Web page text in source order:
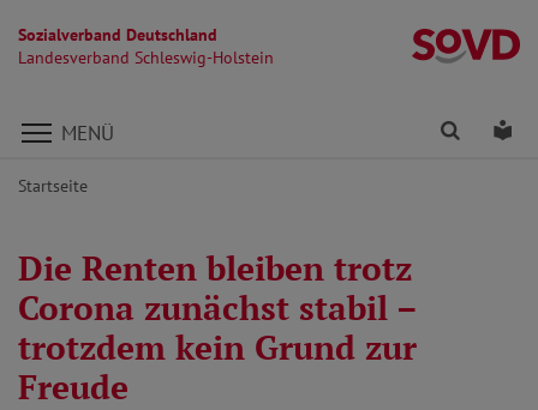
Sozialverband Deutschland
Landesverband Schleswig-Holstein
Direkt zu den Inhalten springen
MENÜ Finden
Startseite
Die Renten bleiben trotz
Corona zunächst stabil –
trotzdem kein Grund zur
Freude